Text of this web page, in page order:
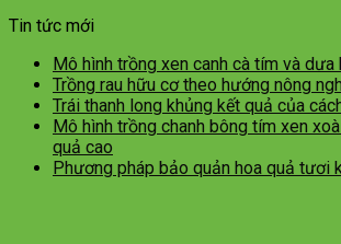
Tin tức mới
Mô hình trồng xen canh cà tím và dưa
Trồng rau hữu cơ theo hướng nông
Trái thanh long khủng kết quả của
Mô hình trồng chanh bông tím xen
quả cao
Phương pháp bảo quản hoa quả tươi